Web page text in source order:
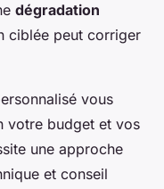
dégradation
ciblée peut corriger
vous
votre budget et vos
une approche
et conseil